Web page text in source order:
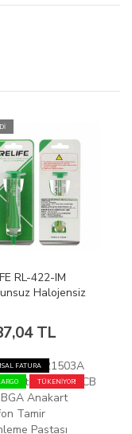
RL-422-IM
Halojensiz
TL
FATURA
TÜKENİYOR!